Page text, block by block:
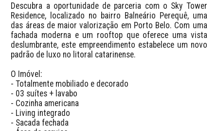
Descubra a oportunidade de parceria com o Sky Tower
Residence, localizado no bairro Balneário Perequê, uma
das áreas de maior valorização em Porto Belo. Com uma
fachada moderna e um rooftop que oferece uma vista
deslumbrante, este empreendimento estabelece um novo
padrão de luxo no litoral catarinense.
O Imóvel:
- Totalmente mobiliado e decorado
- 03 suítes + lavabo
- Cozinha americana
- Living integrado
- Sacada fechada